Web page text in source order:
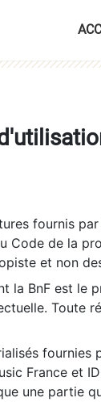
fournis
Code de la
et non
la BnF est le
Toute
fournies
France et
une partie